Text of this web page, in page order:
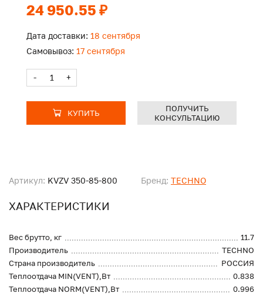
Артикул: KVZV 350-85-800 Бренд: TECHNO
ХАРАКТЕРИСТИКИ
Вес брутто, кг
11.7
Производитель
TECHNO
Страна производитель
РОССИЯ
Теплоотдача MIN(VENT),Вт
0.838
Теплоотдача NORM(VENT),Вт
0.996
24 950.55 ₽
Дата доставки: 18 сентября
Самовывоз: 17 сентября
- +
КУПИТЬ
ПОЛУЧИТЬ
КОНСУЛЬТАЦИЮ